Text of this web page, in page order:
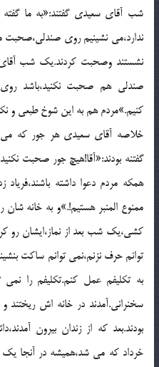
شب آقاي سعيدي گفتند:«به ما
ندارد،مي نشينيم روي
نشستند وصحبت کردند.يک شب آقاي
صندلي هم صحبت نکنيد،باشد
کنيم.»مردم هم به اين شوخ طبعي و
خلاصه آقاي سعيدي هر جور که مي
گفتنه بودند:«آقا!هيچ جور صحبت
همکه مردم دعوا داشته
ممنوع المنبر هستيم!.»و به خانه
کشي،يک شب بعد از نماز،ايشان رو
توانم حرف نزنم،نمي توانم ساکت
به تکليفم عمل کنم.تکليفم را
سخنراني.آمدند در خانه اش ريختند
خرداد که مي شد،هميشه در آنجا يک